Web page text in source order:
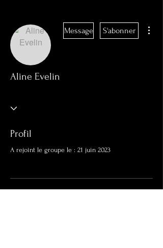
Message S'abonner
Aline Evelin
Profil
A rejoint le groupe le : 21 juin 2023